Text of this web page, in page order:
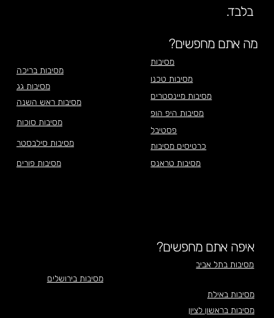
מסיבות בריכה
מסיבות גג
מסיבות ראש השנה
מסיבות סוכות
מסיבות סילבסטר
מסיבות פורים
מה אתם מחפשים?
מסיבות
מסיבות טכנו
מסיבות טראנס
מסיבות מיינסטרים
מסיבות היפ הופ
פסטיבל
כרטיסים מסיבות
איפה אתם מחפשים?
מסיבות בתל אביב
מסיבות בירושלים
מסיבות באילת
מסיבות בראשון לציון
בלבד.